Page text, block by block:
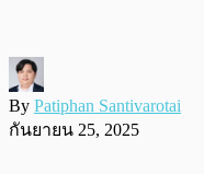
By Patiphan Santivarotai
กันยายน 25, 2025